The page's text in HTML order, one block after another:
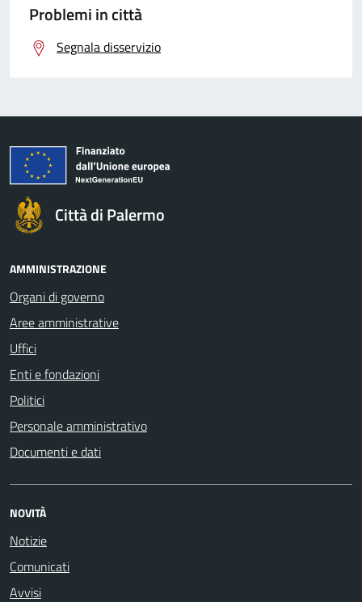
Problemi in città
Segnala disservizio
Città di Palermo
AMMINISTRAZIONE
Organi di governo
Aree amministrative
Uffici
Enti e fondazioni
Politici
Personale amministrativo
Documenti e dati
NOVITÀ
Notizie
Comunicati
Avvisi